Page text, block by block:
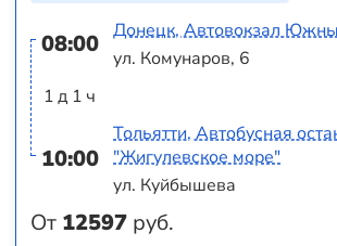
08:00
1 д 1 ч
10:00
От 12597 руб.
Донецк, Автовокзал
ул. Комунаров, 6
Тольятти, Автобусная
"Жигулевское море"
ул. Куйбышева